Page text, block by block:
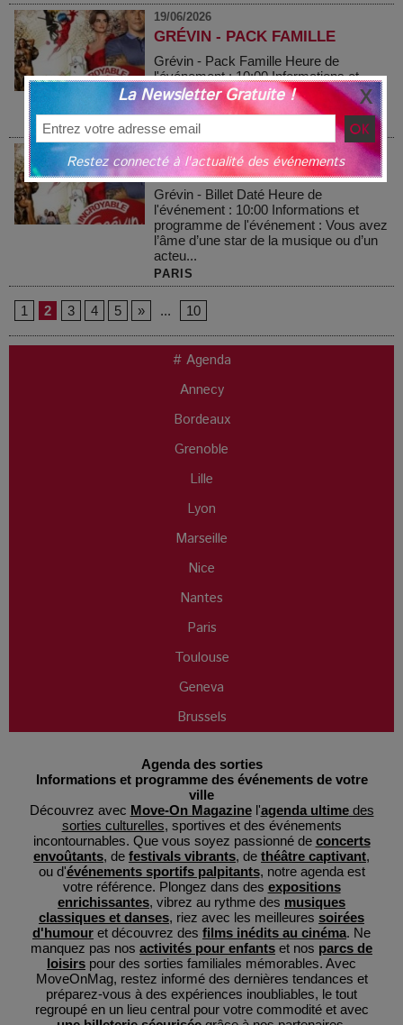
19/06/2026
GRÉVIN - PACK FAMILLE
Grévin - Pack Famille Heure de
l'événement : 10:00 Informations et
programme de l'événement : Vous avez
l’âme d’une star de la musique ou d’u...
PARIS
19/06/2026
GRÉVIN - BILLET DATÉ
Grévin - Billet Daté Heure de
l'événement : 10:00 Informations et
programme de l'événement : Vous avez
l’âme d’une star de la musique ou d’un
acteu...
PARIS
1 2 3 4 5 » ... 10
# Agenda
Annecy
Bordeaux
Grenoble
Lille
Lyon
Marseille
Nice
Nantes
Paris
Toulouse
Geneva
Brussels
Agenda des sorties
Informations et programme des événements de votre
ville
Découvrez avec Move-On Magazinel'agenda ultimedes
sorties culturelles, sportives et des événements
incontournables. Que vous soyez passionné de concerts
envoûtants, de festivals vibrants, de théâtre captivant,
ou d'événements sportifs palpitants, notre agenda est
votre référence. Plongez dans des expositions
enrichissantes, vibrez au rythme des musiques
classiques et danses, riez avec les meilleures soirées
d'humour et découvrez des films inédits au cinéma. Ne
manquez pas nos activités pour enfants et nos parcs de
loisirs pour des sorties familiales mémorables. Avec
MoveOnMag, restez informé des dernières tendances et
préparez-vous à des expériences inoubliables, le tout
regroupé en un lieu central pour votre commodité et avec
La Newsletter Gratuite !
Restez connecté à l'actualité des événements